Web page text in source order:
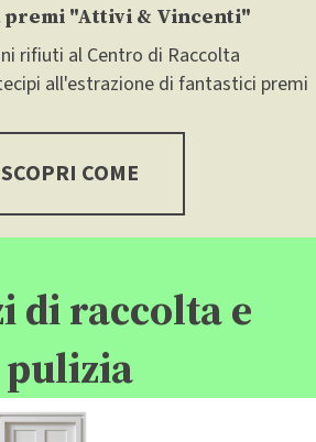
premi "Attivi & Vincenti"
rifiuti al Centro di Raccolta
all'estrazione di fantastici premi
SCOPRI COME
di raccolta e
pulizia